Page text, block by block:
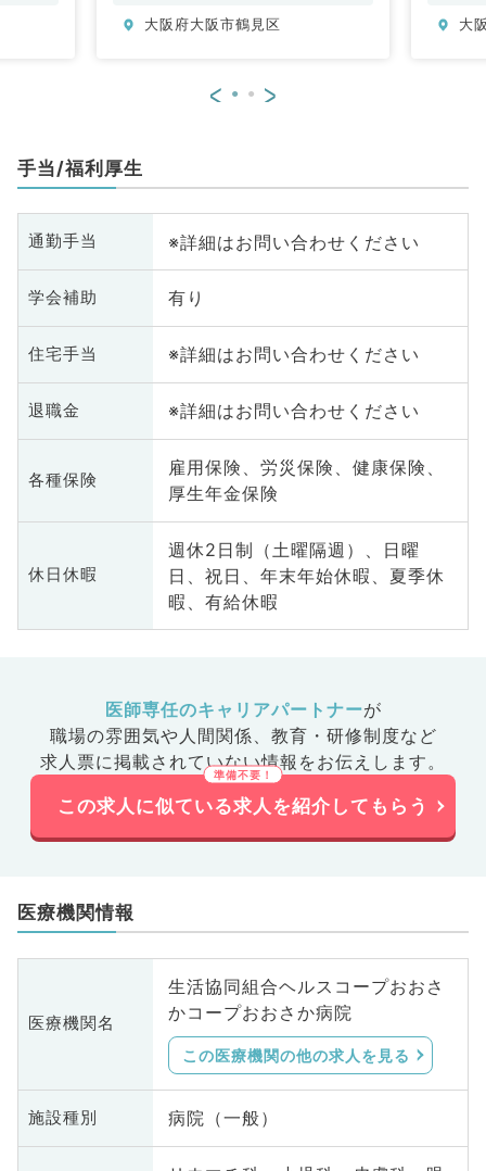
大阪府大阪市鶴見区
問
大
< >
手当/福利厚生
通勤手当 ※詳細はお問い合わせください
学会補助 有り
住宅手当 ※詳細はお問い合わせください
退職金 ※詳細はお問い合わせください
各種保険
雇用保険、労災保険、健康保険、
厚生年金保険
休日休暇
週休2日制（土曜隔週）、日曜
日、祝日、年末年始休暇、夏季休
暇、有給休暇
医師専任のキャリアパートナーが
職場の雰囲気や人間関係、 教育・研修制度など
求人票に掲載されていない情報をお伝えします。
この求人に似ている求人を紹介してもらう
医療機関情報
医療機関名
生活協同組合ヘルスコープおおさ
かコープおおさか病院
この医療機関の他の求人を見る
施設種別 病院（一般）